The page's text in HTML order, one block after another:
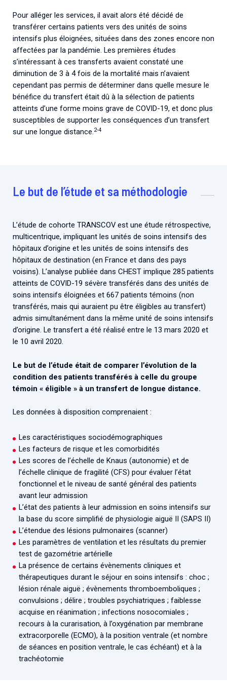
Pour alléger les services, il avait alors été décidé de
transférer certains patients vers des unités de soins
intensifs plus éloignées, situées dans des zones encore non
affectées par la pandémie. Les premières études
s’intéressant à ces transferts avaient constaté une
diminution de 3 à 4 fois de la mortalité mais n’avaient
cependant pas permis de déterminer dans quelle mesure le
bénéfice du transfert était dû à la sélection de patients
atteints d’une forme moins grave de COVID-19, et donc plus
susceptibles de supporter les conséquences d’un transfert
sur une longue distance.2-4
Le but de l’étude et sa méthodologie
L’étude de cohorte TRANSCOV est une étude rétrospective,
multicentrique, impliquant les unités de soins intensifs des
hôpitaux d’origine et les unités de soins intensifs des
hôpitaux de destination (en France et dans des pays
voisins). L’analyse publiée dans CHEST implique 285 patients
atteints de COVID-19 sévère transférés dans des unités de
soins intensifs éloignées et 667 patients témoins (non
transférés, mais qui auraient pu être éligibles au transfert)
admis simultanément dans la même unité de soins intensifs
d’origine. Le transfert a été réalisé entre le 13 mars 2020 et
le 10 avril 2020.
Le but de l’étude était de comparer l’évolution de la
condition des patients transférés à celle du groupe
témoin « éligible » à un transfert de longue distance.
Les données à disposition comprenaient :
Les caractéristiques sociodémographiques
Les facteurs de risque et les comorbidités
Les scores de l’échelle de Knaus (autonomie) et de
l’échelle clinique de fragilité (CFS) pour évaluer l’état
fonctionnel et le niveau de santé général des patients
avant leur admission
L’état des patients à leur admission en soins intensifs sur
la base du score simplifié de physiologie aiguë II (SAPS II)
L’étendue des lésions pulmonaires (scanner)
Les paramètres de ventilation et les résultats du premier
test de gazométrie artérielle
La présence de certains évènements cliniques et
thérapeutiques durant le séjour en soins intensifs : choc ;
lésion rénale aiguë ; évènements thromboemboliques ;
convulsions ; délire ; troubles psychiatriques ; faiblesse
acquise en réanimation ; infections nosocomiales ;
recours à la curarisation, à l’oxygénation par membrane
extracorporelle (ECMO), à la position ventrale (et nombre
de séances en position ventrale, le cas échéant) et à la
trachéotomie